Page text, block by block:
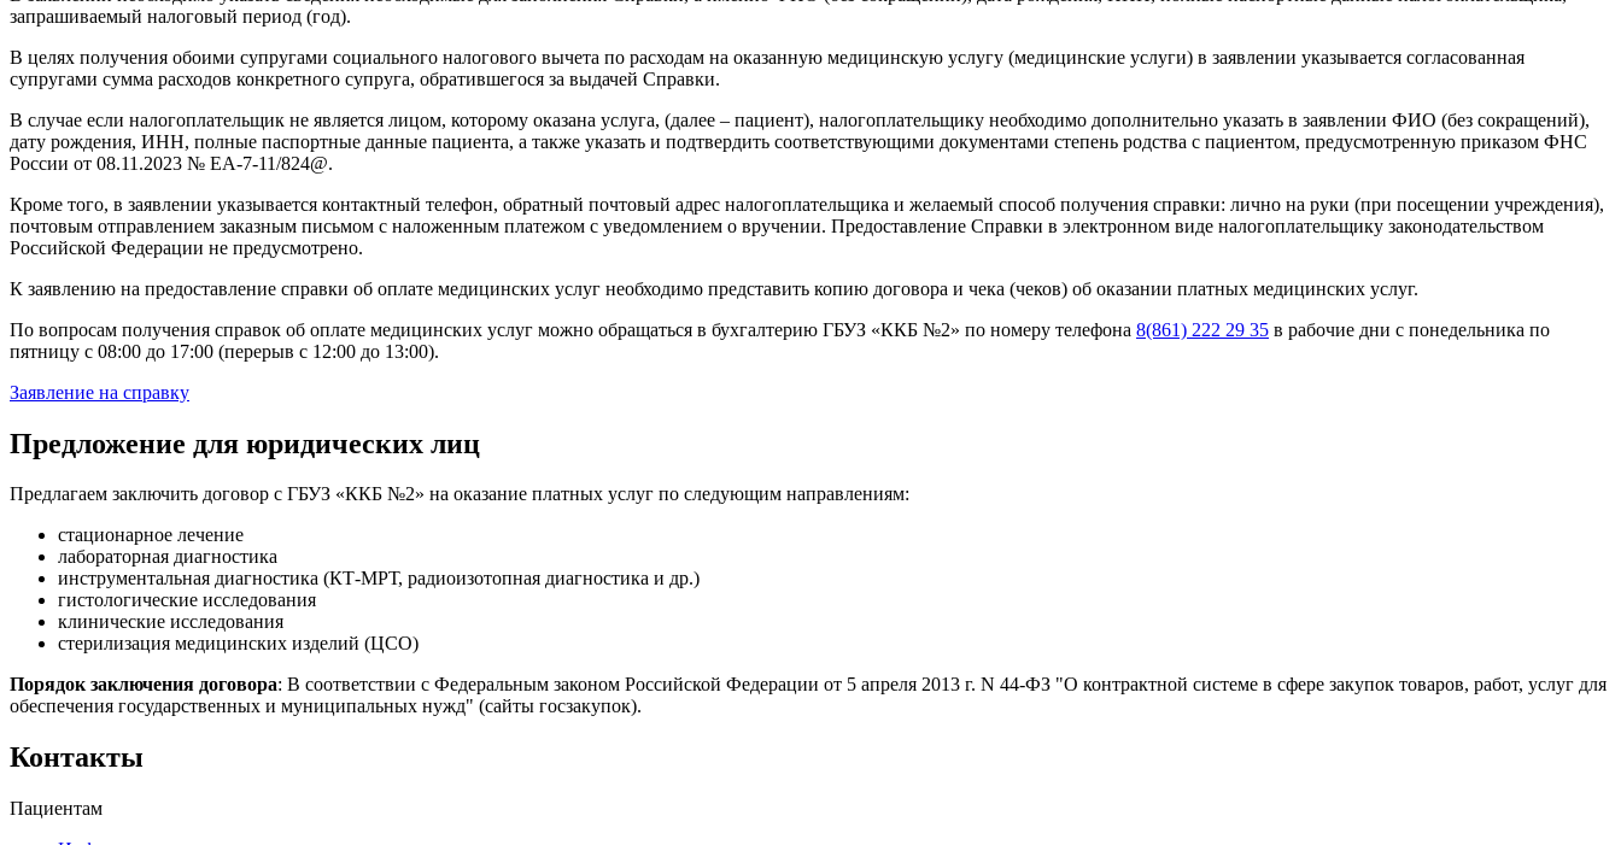
запрашиваемый налоговый период (год).
В целях получения обоими супругами социального налогового вычета по расходам на оказанную медицинскую услугу (медицинские услуги) в заявлении указывается согласованная
супругами сумма расходов конкретного супруга, обратившегося за выдачей Справки.
В случае если налогоплательщик не является лицом, которому оказана услуга, (далее – пациент), налогоплательщику необходимо дополнительно указать в заявлении ФИО (без сокращений),
дату рождения, ИНН, полные паспортные данные пациента, а также указать и подтвердить соответствующими документами степень родства с пациентом, предусмотренную приказом ФНС
России от 08.11.2023 № ЕА-7-11/824@.
Кроме того, в заявлении указывается контактный телефон, обратный почтовый адрес налогоплательщика и желаемый способ получения справки: лично на руки (при посещении учреждения),
почтовым отправлением заказным письмом с наложенным платежом с уведомлением о вручении. Предоставление Справки в электронном виде налогоплательщику законодательством
Российской Федерации не предусмотрено.
К заявлению на предоставление справки об оплате медицинских услуг необходимо представить копию договора и чека (чеков) об оказании платных медицинских услуг.
По вопросам получения справок об оплате медицинских услуг можно обращаться в бухгалтерию ГБУЗ «ККБ №2» по номеру телефона 8(861) 222 29 35 в рабочие дни с понедельника по
пятницу с 08:00 до 17:00 (перерыв с 12:00 до 13:00).
Заявление на справку
Предложение для юридических лиц
Предлагаем заключить договор с ГБУЗ «ККБ №2» на оказание платных услуг по следующим направлениям:
стационарное лечение
лабораторная диагностика
инструментальная диагностика (КТ-МРТ, радиоизотопная диагностика и др.)
гистологические исследования
клинические исследования
стерилизация медицинских изделий (ЦСО)
Порядок заключения договора: В соответствии с Федеральным законом Российской Федерации от 5 апреля 2013 г. N 44-ФЗ "О контрактной системе в сфере закупок товаров, работ, услуг для
обеспечения государственных и муниципальных нужд" (сайты госзакупок).
Контакты
Пациентам